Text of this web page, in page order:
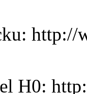
http://
H0: